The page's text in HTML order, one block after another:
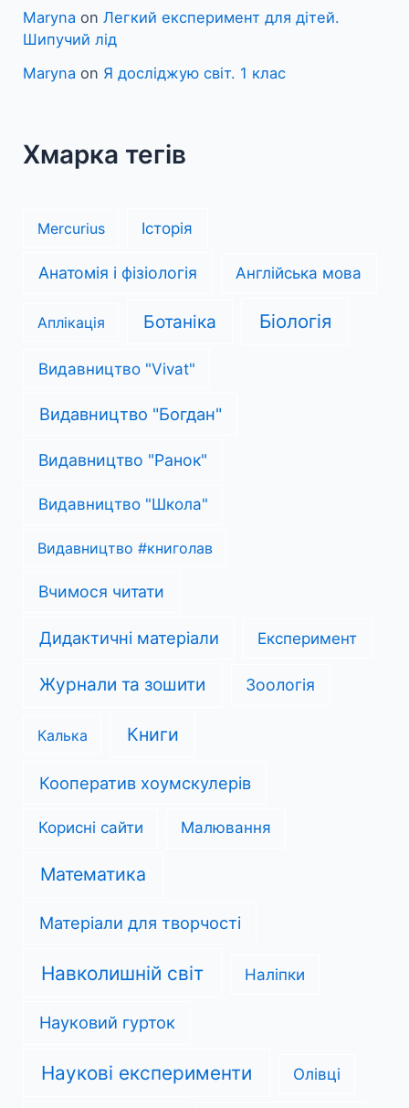
Maryna onЛегкий експеримент для дітей.
Шипучий лід
Maryna on Я досліджую світ. 1 клас
Хмарка тегів
Mercurius Історія
Анатомія і фізіологія Англійська мова
Аплікація Ботаніка Біологія
Видавництво "Vivat"
Видавництво "Богдан"
Видавництво "Ранок"
Видавництво "Школа"
Видавництво #книголав
Вчимося читати
Дидактичні матеріали Експеримент
Журнали та зошити Зоологія
Калька Книги
Кооператив хоумскулерів
Корисні сайти Малювання
Математика
Матеріали для творчості
Навколишній світ Наліпки
Науковий гурток
Наукові експерименти Олівці